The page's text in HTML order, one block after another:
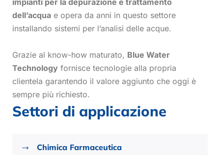
impianti per la depurazione e trattamento
dell’acqua e opera da anni in questo settore
installando sistemi per l’analisi delle acque.
Grazie al know-how maturato, Blue Water
Technology fornisce tecnologie alla propria
clientela garantendo il valore aggiunto che oggi è
sempre più richiesto.
Settori di applicazione
Chimica Farmaceutica